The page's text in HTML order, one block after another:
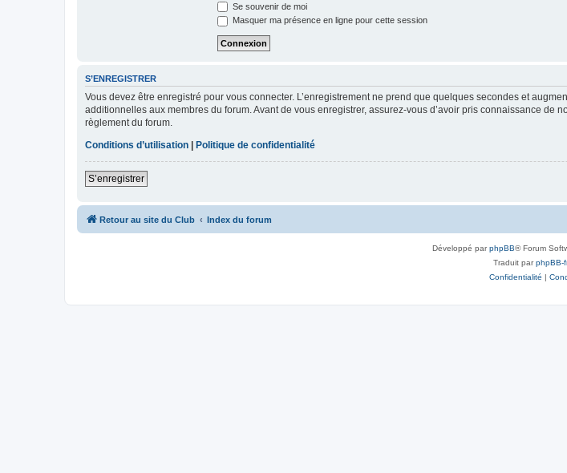
Se souvenir de moi
Masquer ma présence en ligne pour cette session
S’ENREGISTRER
Vous devez être enregistré pour vous connecter. L’enregistrement ne prend que quelques secondes et
additionnelles aux membres du forum. Avant de vous enregistrer, assurez-vous d’avoir pris connaissance de
règlement du forum.
Conditions d’utilisation
Politique de confidentialité
S’enregistrer
Retour au site du Club Index du forum
Développé parphpBB® Forum
Traduit parphpBB-
Confidentialité |